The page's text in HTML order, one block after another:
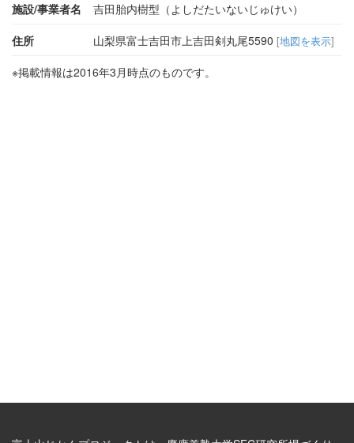
施設/事業者名
吉田胎内樹型（よしだたいないじゅけい）
住所
山梨県富士吉田市上吉田剣丸尾5590 [地図を表示]
※掲載情報は2016年3月時点のものです。